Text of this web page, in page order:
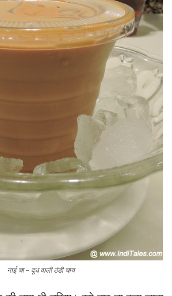
नाई चा – दूध वाली ठंडी चाय